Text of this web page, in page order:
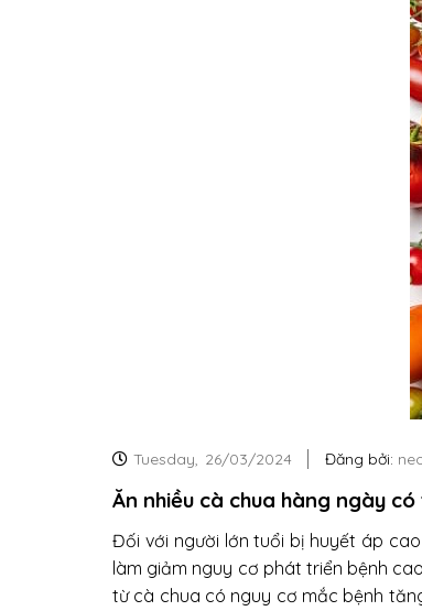
Tuesday, 26/03/2024 Đăng bởi:
Ăn nhiều cà chua hàng ngày
Đối với người lớn tuổi bị huyết áp
làm giảm nguy cơ phát triển bệnh
từ cà chua có nguy cơ mắc bệnh